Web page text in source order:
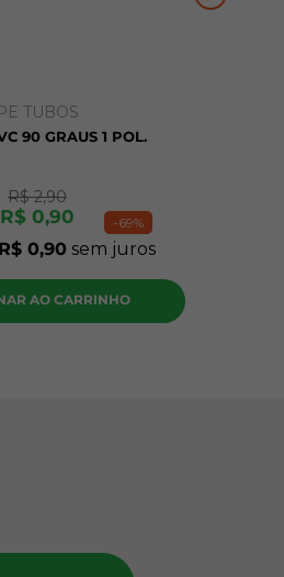
-69%
PE TUBOS
90 GRAUS 1 POL.
R$ 2,90
R$ 0,90
R$ 0,90 sem juros
AO CARRINHO